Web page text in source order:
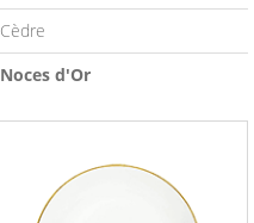
Cèdre
Noces d'Or